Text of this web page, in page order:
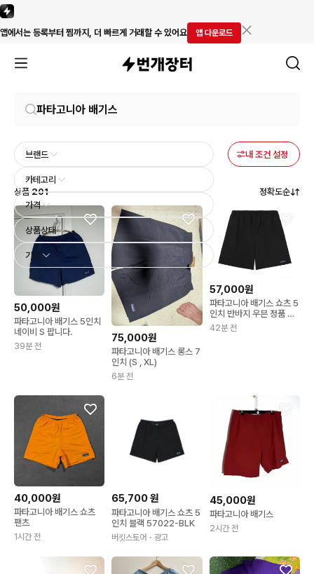
앱에서는 등록부터 찜까지, 더 빠르게 거래할 수 있어요 앱 다운로드
브랜드
카테고리
가격
상품상태
기간
내 조건 설정
상품 201 정확도순
50,000원
파타고니아 배기스 5인치
네이비 S 팝니다.
39분 전
75,000원
파타고니아 배기스 롱스 7
인치 (S , XL)
6분 전
57,000원
파타고니아 배기스 쇼츠 5
인치 반바지 우븐 정품 새
상품 선착순 세일(가격내
42분 전
40,000원
파타고니아 배기스 쇼츠
팬츠
1시간 전
65,700원
파타고니아 배기스 쇼츠 5
인치 블랙 57022-BLK
버킷스토어 ・광고
45,000원
파타고니아 배기스
2시간 전